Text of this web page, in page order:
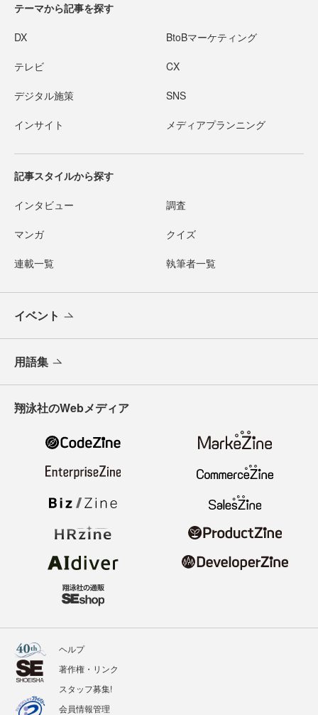
テーマから記事を探す
DX BtoBマーケティング
テレビ CX
デジタル施策 SNS
インサイト メディアプランニング
記事スタイルから探す
インタビュー 調査
マンガ クイズ
連載一覧 執筆者一覧
イベント
用語集
翔泳社のWebメディア
ヘルプ
著作権・リンク
スタッフ募集!
会員情報管理